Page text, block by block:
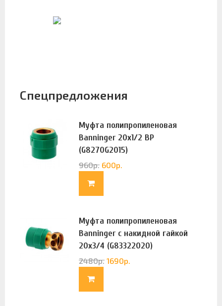
Спецпредложения
Муфта полипропиленовая
Banninger 20х1/2 ВР
(G8270G2015)
960р. 600р.
Муфта полипропиленовая
Banninger с накидной гайкой
20х3/4 (G83322020)
2480р. 1690р.